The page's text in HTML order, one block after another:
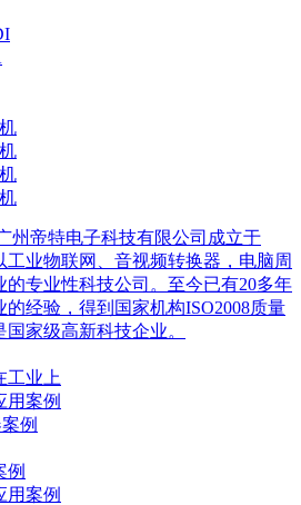
州帝特电子科技有限公司成立于
工业物联网、音视频转换器，电脑周
的专业性科技公司。至今已有20多年
的经验，得到国家机构ISO2008质量
家级高新科技企业。
工业上
用案例
例
例
用案例